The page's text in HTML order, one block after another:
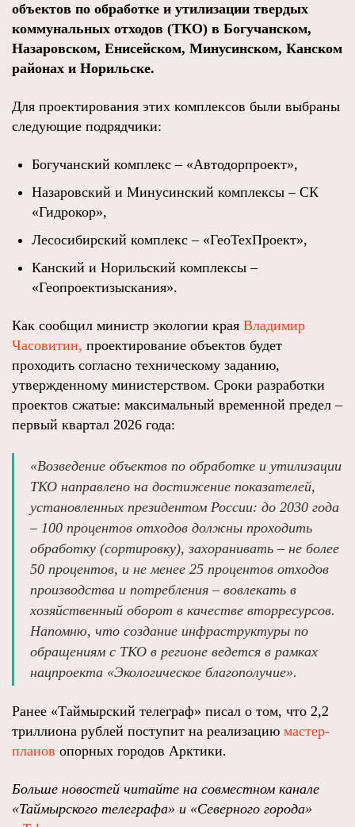
объектов по обработке и утилизации твердых
коммунальных отходов (ТКО) в Богучанском,
Назаровском, Енисейском, Минусинском, Канском
районах и Норильске.
Для проектирования этих комплексов были выбраны
следующие подрядчики:
Богучанский комплекс – «Автодорпроект»,
Назаровский и Минусинский комплексы – СК
«Гидрокор»,
Лесосибирский комплекс – «ГеоТехПроект»,
Канский и Норильский комплексы –
«Геопроектизыскания».
Как сообщил министр экологии края Владимир
Часовитин, проектирование объектов будет
проходить согласно техническому заданию,
утвержденному министерством. Сроки разработки
проектов сжатые: максимальный временной предел –
первый квартал 2026 года:
«Возведение объектов по обработке и утилизации
ТКО направлено на достижение показателей,
установленных президентом России: до 2030 года
– 100 процентов отходов должны проходить
обработку (сортировку), захоранивать – не более
50 процентов, и не менее 25 процентов отходов
производства и потребления – вовлекать в
хозяйственный оборот в качестве вторресурсов.
Напомню, что создание инфраструктуры по
обращениям с ТКО в регионе ведется в рамках
нацпроекта «Экологическое благополучие».
Ранее «Таймырский телеграф» писал о том, что 2,2
триллиона рублей поступит на реализацию мастер-
планов опорных городов Арктики.
Больше новостей читайте на совместном канале
«Таймырского телеграфа» и «Северного города»